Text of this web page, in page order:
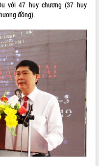
với 47 huy chương (37 huy
đồng).